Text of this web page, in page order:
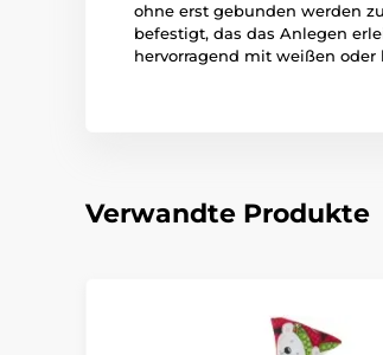
ohne erst gebunden werden
befestigt, das das Anlegen
hervorragend mit weißen
Verwandte Produkte